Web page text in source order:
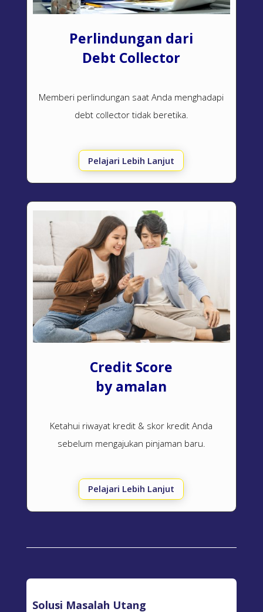
Perlindungan dari
Debt Collector
Memberi perlindungan saat Anda menghadapi
debt collector tidak beretika.
Pelajari Lebih Lanjut
Credit Score
by amalan
Ketahui riwayat kredit & skor kredit Anda
sebelum mengajukan pinjaman baru.
Pelajari Lebih Lanjut
Solusi Masalah Utang